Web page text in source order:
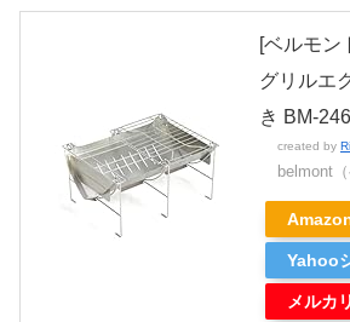
[ベルモン
グリルエ
き BM-246
created by
belmont
Yahoo
メルカリ